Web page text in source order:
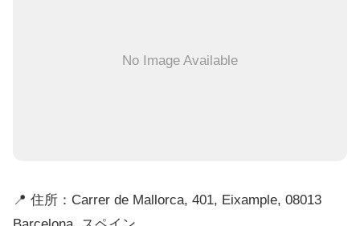
No Image Available
📍 住所：Carrer de Mallorca, 401, Eixample, 08013